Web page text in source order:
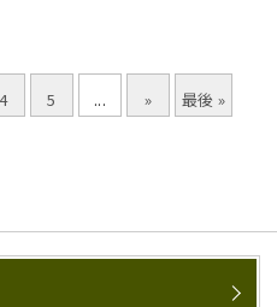
4 5 ... » 最後 »